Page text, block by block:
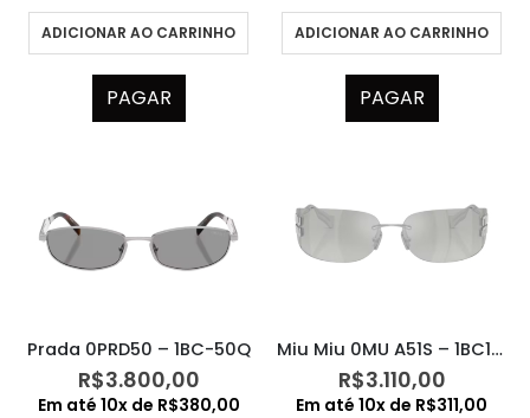
ADICIONAR AO CARRINHO
PAGAR
ADICIONAR AO CARRINHO
PAGAR
Prada 0PRD50 – 1BC-50Q
R$3.800,00
Em até 10x de R$380,00
Miu Miu 0MU A51S – 1BC10Y
R$3.110,00
Em até 10x de R$311,00